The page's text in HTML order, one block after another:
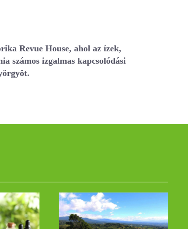
Revue House, ahol az ízek,
számos izgalmas kapcsolódási